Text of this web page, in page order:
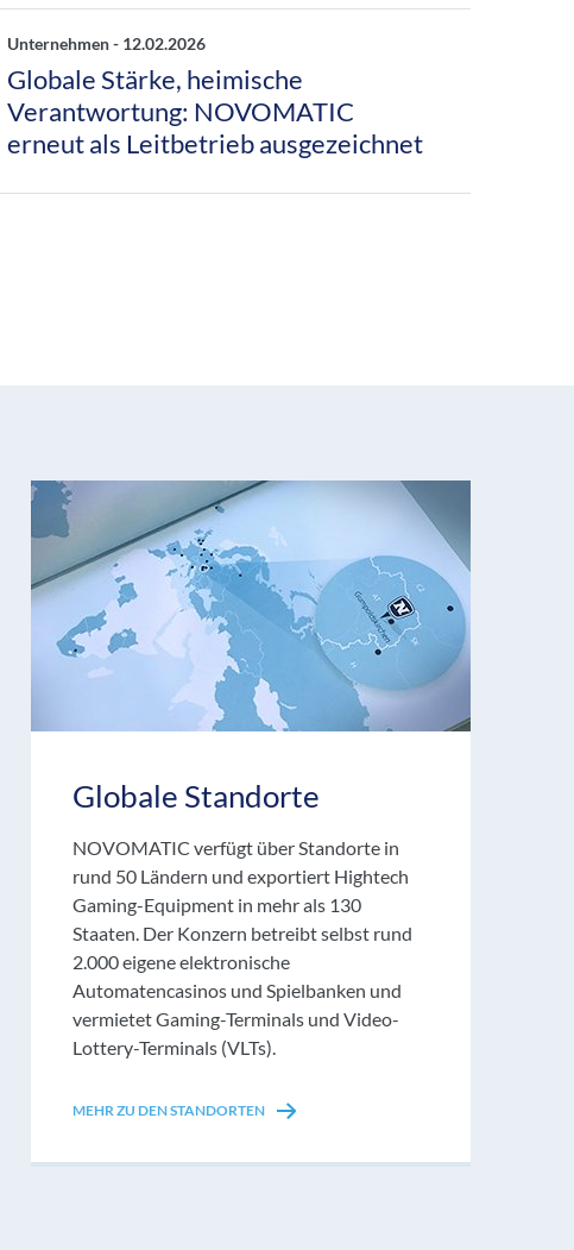
Unternehmen - 12.02.2026
Globale Stärke, heimische
Verantwortung: NOVOMATIC
erneut als Leitbetrieb ausgezeichnet
Globale Standorte
NOVOMATIC verfügt über Standorte in
rund 50 Ländern und exportiert Hightech
Gaming-Equipment in mehr als 130
Staaten. Der Konzern betreibt selbst rund
2.000 eigene elektronische
Automatencasinos und Spielbanken und
vermietet Gaming-Terminals und Video-
Lottery-Terminals (VLTs).
MEHR ZU DEN STANDORTEN